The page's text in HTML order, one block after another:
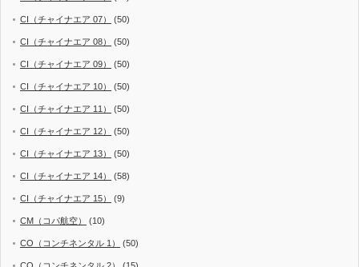
CI（チャイナエア 07） (50)
CI（チャイナエア 08） (50)
CI（チャイナエア 09） (50)
CI（チャイナエア 10） (50)
CI（チャイナエア 11） (50)
CI（チャイナエア 12） (50)
CI（チャイナエア 13） (50)
CI（チャイナエア 14） (58)
CI（チャイナエア 15） (9)
CM（コパ航空） (10)
CO（コンチネンタル 1） (50)
CO（コンチネンタル 2） (15)